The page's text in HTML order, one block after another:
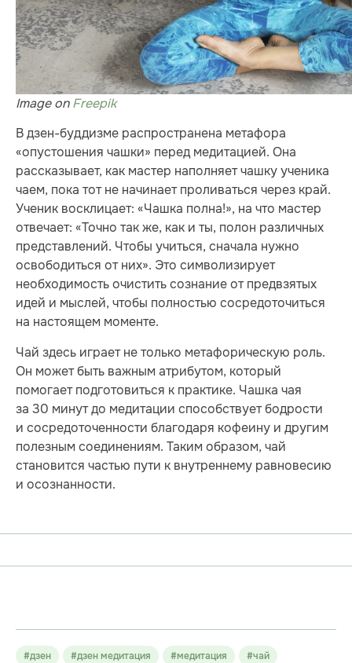
Image onFreepik
В дзен-буддизме распространена метафора
«опустошения чашки» перед медитацией. Она
рассказывает, как мастер наполняет чашку ученика
чаем, пока тот не начинает проливаться через край.
Ученик восклицает: «Чашка полна!», на что мастер
отвечает: «Точно так же, как и ты, полон различных
представлений. Чтобы учиться, сначала нужно
освободиться от них». Это символизирует
необходимость очистить сознание от предвзятых
идей и мыслей, чтобы полностью сосредоточиться
на настоящем моменте.
Чай здесь играет не только метафорическую роль.
Он может быть важным атрибутом, который
помогает подготовиться к практике. Чашка чая
за 30 минут до медитации способствует бодрости
и сосредоточенности благодаря кофеину и другим
полезным соединениям. Таким образом, чай
становится частью пути к внутреннему равновесию
и осознанности.
#дзен #дзен медитация #медитация #чай